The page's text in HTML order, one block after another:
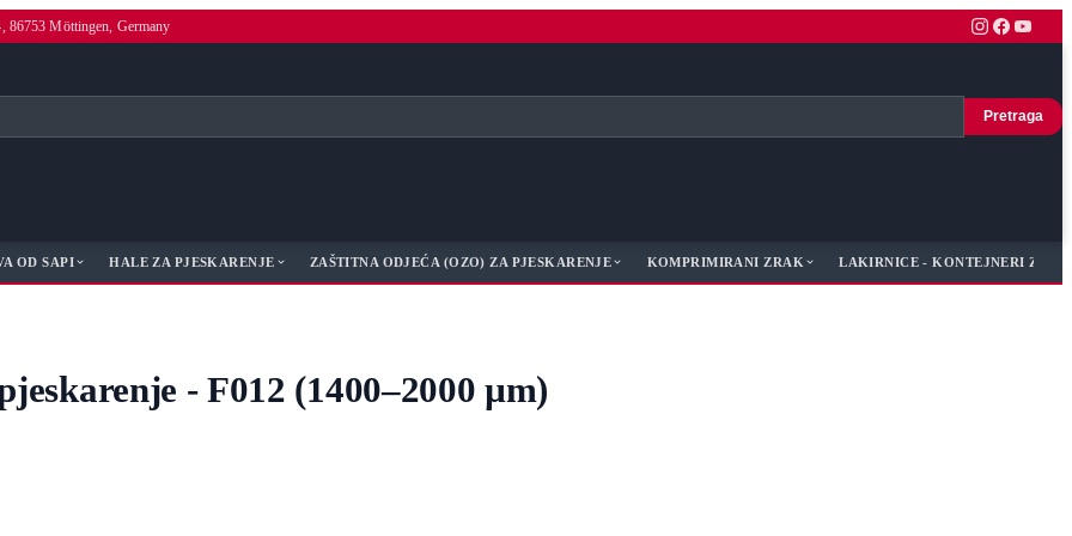
86753 Möttingen, Germany
Pretraga
OD SAPI HALE ZA PJESKARENJE ZAŠTITNA ODJEĆA (OZO) ZA PJESKARENJE KOMPRIMIRANI ZRAK LAKIRNICE - KONTEJNERI ZA
- F012 (1400–2000 µm)